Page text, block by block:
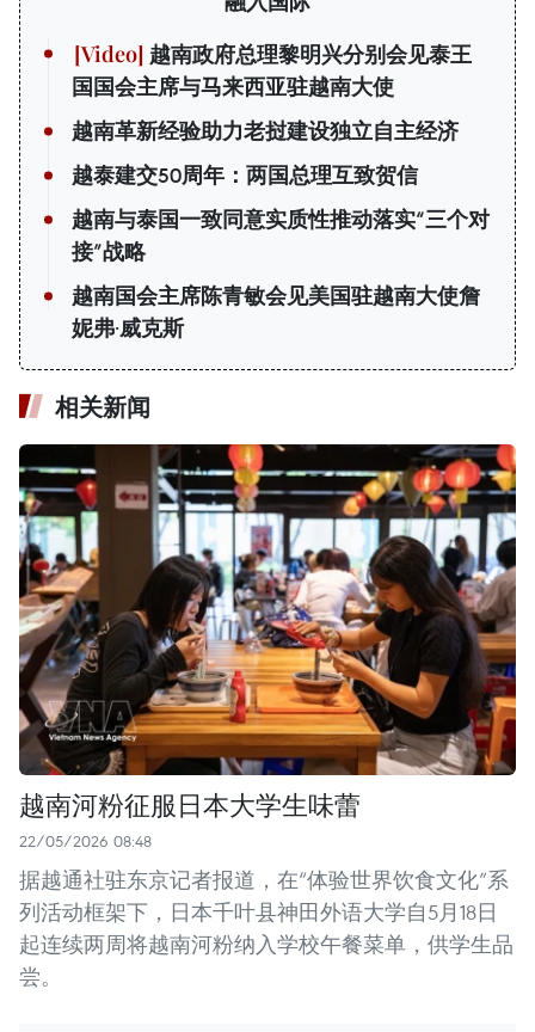
越南政府总理黎明兴分别会见泰王
国国会主席与马来西亚驻越南大使
越南革新经验助力老挝建设独立自主经济
越泰建交50周年：两国总理互致贺信
越南与泰国一致同意实质性推动落实“三个对
接”战略
越南国会主席陈青敏会见美国驻越南大使詹
妮弗·威克斯
相关新闻
越南河粉征服日本大学生味蕾
22/05/2026 08:48
据越通社驻东京记者报道，在“体验世界饮食文化”系
列活动框架下，日本千叶县神田外语大学自5月18日
起连续两周将越南河粉纳入学校午餐菜单，供学生品
尝。